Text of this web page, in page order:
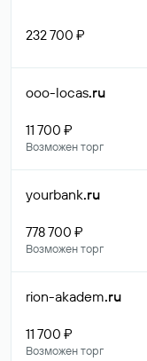
232 700 ₽
ooo-locas.ru
11 700 ₽
Возможен торг
yourbank.ru
778 700 ₽
Возможен торг
rion-akadem.ru
11 700 ₽
Возможен торг